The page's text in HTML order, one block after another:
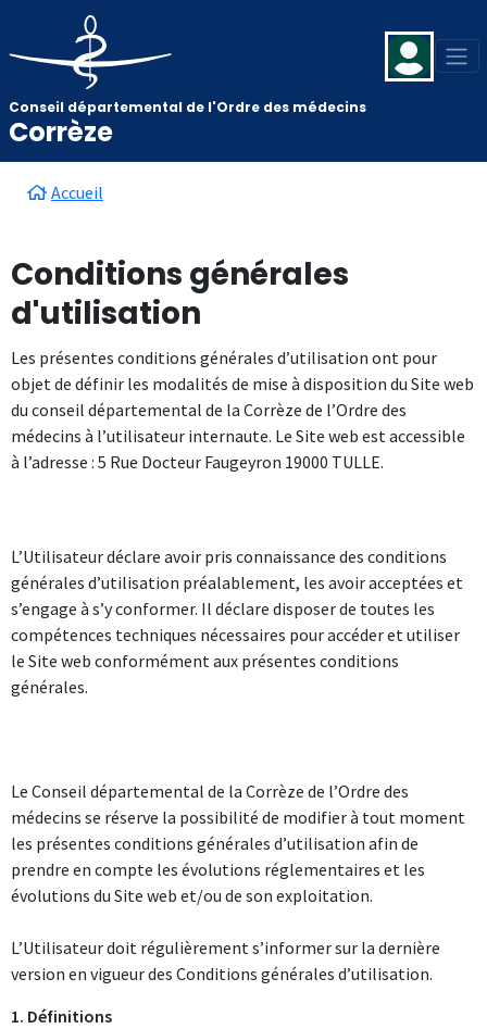
Aller au contenu principal
Conseil départemental de l'Ordre des médecins
Corrèze
Fil d'Ariane
Accueil
Conditions générales
d'utilisation
Les présentes conditions générales d’utilisation ont pour
objet de définir les modalités de mise à disposition du Site web
du conseil départemental de la Corrèze de l’Ordre des
médecins à l’utilisateur internaute. Le Site web est accessible
à l’adresse : 5 Rue Docteur Faugeyron 19000 TULLE.
L’Utilisateur déclare avoir pris connaissance des conditions
générales d’utilisation préalablement, les avoir acceptées et
s’engage à s’y conformer. Il déclare disposer de toutes les
compétences techniques nécessaires pour accéder et utiliser
le Site web conformément aux présentes conditions
générales.
Le Conseil départemental de la Corrèze de l’Ordre des
médecins se réserve la possibilité de modifier à tout moment
les présentes conditions générales d’utilisation afin de
prendre en compte les évolutions réglementaires et les
évolutions du Site web et/ou de son exploitation.
L’Utilisateur doit régulièrement s’informer sur la dernière
version en vigueur des Conditions générales d’utilisation.
1. Définitions
Panneau de gestion des cookies